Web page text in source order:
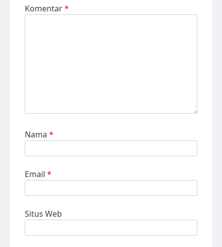
Komentar*
Nama *
Email *
Situs Web